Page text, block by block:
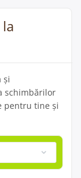
și
schimbărilor
pentru tine și